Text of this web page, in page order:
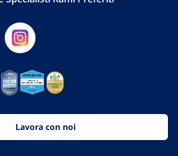
Lavora con noi